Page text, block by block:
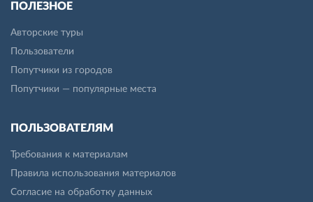
ПОЛЕЗНОЕ
Авторские туры
Пользователи
Попутчики из городов
Попутчики — популярные места
ПОЛЬЗОВАТЕЛЯМ
Требования к материалам
Правила использования материалов
Согласие на обработку данных